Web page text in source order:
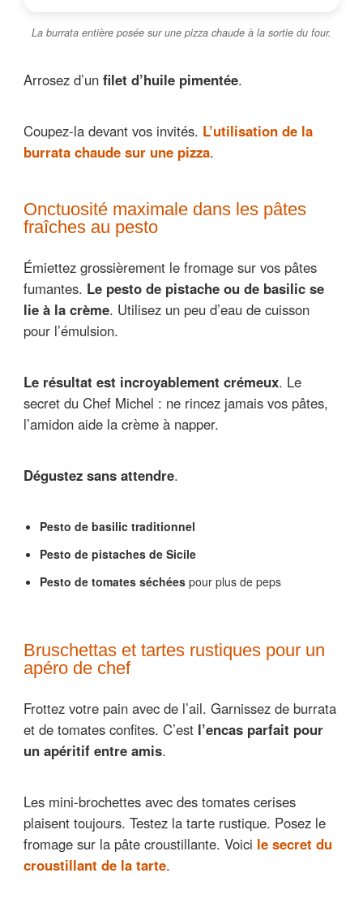
La burrata entière posée sur une pizza chaude à la sortie du four.
Arrosez d’un filet d’huile pimentée.
Coupez-la devant vos invités. L’utilisation de la
burrata chaude sur une pizza.
Onctuosité maximale dans les pâtes
fraîches au pesto
Émiettez grossièrement le fromage sur vos pâtes
fumantes. Le pesto de pistache ou de basilic se
lie à la crème. Utilisez un peu d’eau de cuisson
pour l’émulsion.
Le résultat est incroyablement crémeux. Le
secret du Chef Michel : ne rincez jamais vos pâtes,
l’amidon aide la crème à napper.
Dégustez sans attendre.
Pesto de basilic traditionnel
Pesto de pistaches de Sicile
Pesto de tomates séchéespour plus de peps
Bruschettas et tartes rustiques pour un
apéro de chef
Frottez votre pain avec de l’ail. Garnissez de burrata
et de tomates confites. C’est l’encas parfait pour
un apéritif entre amis.
Les mini-brochettes avec des tomates cerises
plaisent toujours. Testez la tarte rustique. Posez le
fromage sur la pâte croustillante. Voici le secret du
croustillant de la tarte.